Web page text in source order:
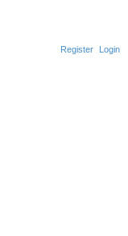
Login
Register